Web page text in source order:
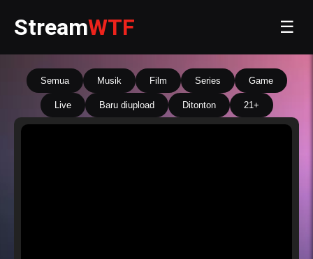
StreamWTF ☰
Semua Musik Film Series Game
Live Baru diupload Ditonton 21+